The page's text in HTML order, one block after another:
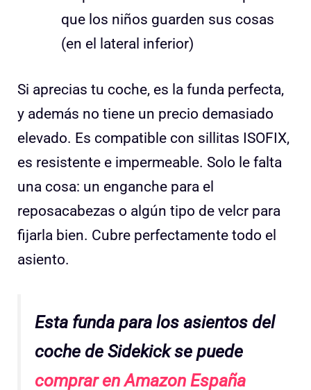
que los niños guarden sus cosas
(en el lateral inferior)
Si aprecias tu coche, es la funda perfecta,
y además no tiene un precio demasiado
elevado. Es compatible con sillitas ISOFIX,
es resistente e impermeable. Solo le falta
una cosa: un enganche para el
reposacabezas o algún tipo de velcr para
fijarla bien. Cubre perfectamente todo el
asiento.
Esta funda para los asientos del
coche de Sidekick se puede
comprar en Amazon España